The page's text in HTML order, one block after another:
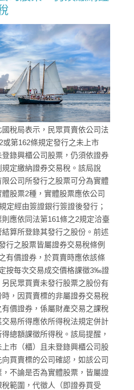
國稅局表示，民眾買賣依公司法
或第162條規定發行之未上市
登錄興櫃公司股票，仍須依證券
規定繳納證券交易稅。該局說
限公司所發行之股票可分為實體
股票2種，實體股票應依公司
定經由簽證銀行簽證後發行；
應依同法第161條之2規定洽臺
算所登錄其發行之股份。前述
行之股票皆屬證券交易稅條例
有價證券，於買賣時應依該條
按每次交易成交價格課徵3‰證
民眾買賣未發行股票之股份有
時，因買賣標的非屬證券交易稅
價證券，係屬財產交易之課稅
易所得應依所得稅法規定併計
總額課徵所得稅。該局提醒，
上市（櫃）且未登錄興櫃公司股
買賣標的公司確認，如該公司
不論是否為實體股票，皆屬證
範圍，代徵人（即證券買受